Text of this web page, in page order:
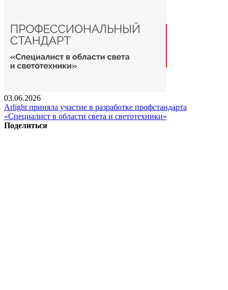
03.06.2026
Arlight приняла участие в разработке профстандарта
«Специалист в области света и светотехники»
Поделиться